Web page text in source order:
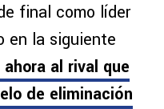
final como líder
en la siguiente
al rival que
de eliminación